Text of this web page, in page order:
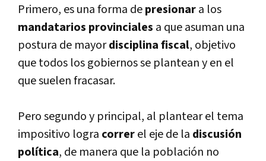
Primero, es una forma depresionara los
mandatarios provinciales a que asuman una
postura de mayordisciplina fiscal, objetivo
que todos los gobiernos se plantean y en el
que suelen fracasar.
Pero segundo y principal, al plantear el tema
impositivo logra correrel eje de la discusión
polí­tica, de manera que la población no